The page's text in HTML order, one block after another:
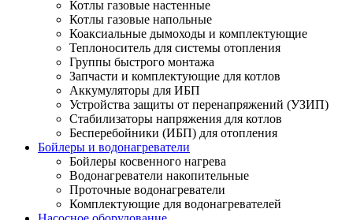
Котлы газовые настенные
Котлы газовые напольные
Коаксиальные дымоходы и комплектующие
Теплоноситель для системы отопления
Группы быстрого монтажа
Запчасти и комплектующие для котлов
Аккумуляторы для ИБП
Устройства защиты от перенапряжений (УЗИП)
Стабилизаторы напряжения для котлов
Бесперебойники (ИБП) для отопления
Бойлеры и водонагреватели
Бойлеры косвенного нагрева
Водонагреватели накопительные
Проточные водонагреватели
Комплектующие для водонагревателей